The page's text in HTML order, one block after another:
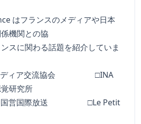
はフランスのメディアや日本
機関との協
に関わる話題を紹介していま
ディア交流協会 □INA
研究所
国営国際放送 □Le Petit